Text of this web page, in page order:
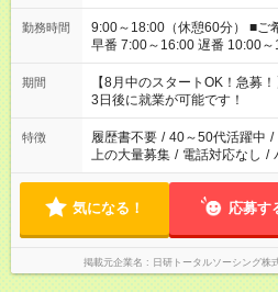
勤務時間
9:00～18:00（休憩60分） ■ご希望があれば下記シフトもOK！
早番 7:00～16:00 遅番 10:00～
と休みを合わせたい」 「余裕
「できれば残業はしたくない
ね。 ※Wワーク希望の方へ 今ご覧のお仕事で希望する勤務時間
と、もう1つのお仕事の勤務時
合は応募できません。
期間
【8月中のスタートOK！急募
3日後に就業が可能です！
特徴 履歴書不要 / 40～50代活躍中 /
上の大量募集 / 電話対応なし /
気になる！ 応募す
掲載元企業名 日研トータルソーシング